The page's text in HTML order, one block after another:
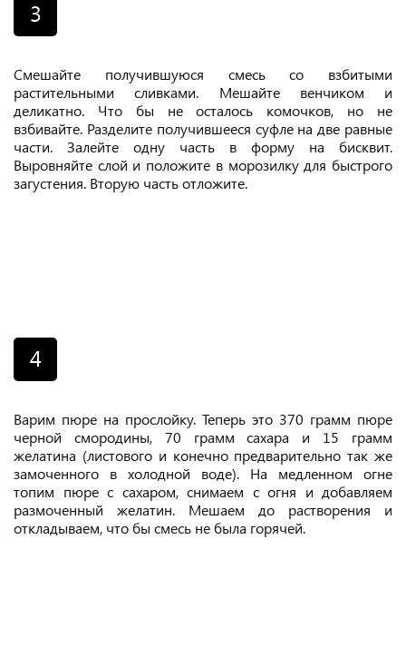
3
Смешайте получившуюся смесь со взбитыми
растительными сливками. Мешайте венчиком и
деликатно. Что бы не осталось комочков, но не
взбивайте. Разделите получившееся суфле на две равные
части. Залейте одну часть в форму на бисквит.
Выровняйте слой и положите в морозилку для быстрого
загустения. Вторую часть отложите.
4
Варим пюре на прослойку. Теперь это 370 грамм пюре
черной смородины, 70 грамм сахара и 15 грамм
желатина (листового и конечно предварительно так же
замоченного в холодной воде). На медленном огне
топим пюре с сахаром, снимаем с огня и добавляем
размоченный желатин. Мешаем до растворения и
откладываем, что бы смесь не была горячей.